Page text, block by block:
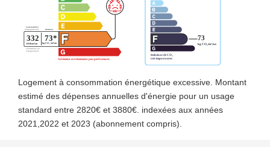
Logement à consommation énergétique excessive. Montant
estimé des dépenses annuelles d'énergie pour un usage
standard entre 2820€ et 3880€. indexées aux années
2021,2022 et 2023 (abonnement compris).